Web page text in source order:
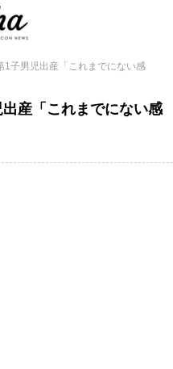
1子男児出産「これまでにない感
産「これまでにない感